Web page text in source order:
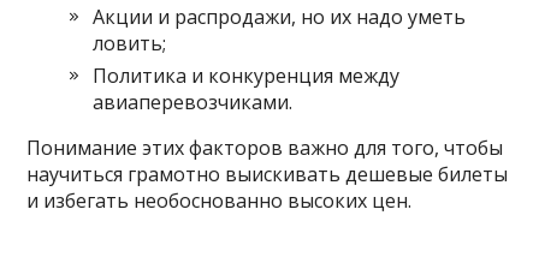
Акции и распродажи, но их надо уметь
ловить;
Политика и конкуренция между
авиаперевозчиками.
Понимание этих факторов важно для того, чтобы
научиться грамотно выискивать дешевые билеты
и избегать необоснованно высоких цен.